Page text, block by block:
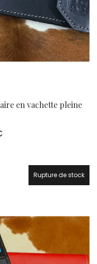
en vachette pleine
Rupture de stock